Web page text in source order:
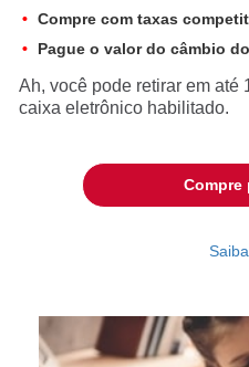
Compre com taxas
Pague o valor do câmbio
Ah, você pode retirar em até
caixa eletrônico habilitado.
Compre